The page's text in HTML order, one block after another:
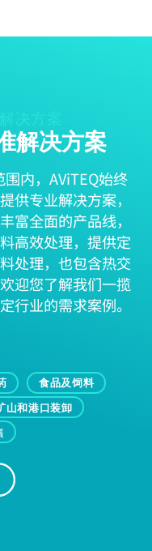
决方案
解决方案
内，AViTEQ始终
供专业解决方案，
富全面的产品线，
高效处理，提供定
处理，也包含热交
迎您了解我们一揽
行业的需求案例。
食品及饲料
山和港口装卸